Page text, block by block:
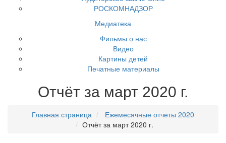
РОСКОМНАДЗОР
Медиатека
Фильмы о нас
Видео
Картины детей
Печатные материалы
Отчёт за март 2020 г.
Главная страница
Ежемесячные отчеты 2020
Отчёт за март 2020 г.